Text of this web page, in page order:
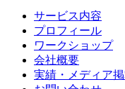
サービス内容
プロフィール
ワークショップ
会社概要
実績・メディア